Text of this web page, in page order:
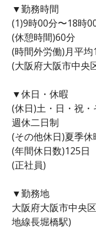
▼勤務時間
(1)9時00分〜18時
(休憩時間)60分
(時間外労働)月平均
(大阪府大阪市中央
▼休日・休暇
(休日)土・日・祝・
週休二日制
(その他休日)夏季
(年間休日数)125日
(正社員)
▼勤務地
大阪府大阪市中央
地線長堀橋駅)